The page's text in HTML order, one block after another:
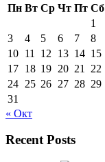
Пн Вт Ср Чт Пт Сб
1
3
4 5 6 7 8
10 11 12 13 14 15
17 18 19 20 21 22
24 25 26 27 28 29
31
« Окт
Recent Posts